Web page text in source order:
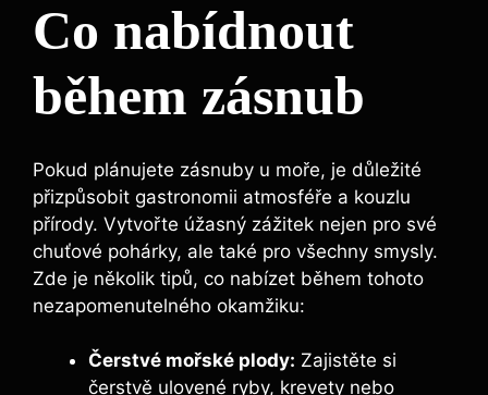
Co nabídnout
během zásnub
Pokud plánujete zásnuby u moře, je důležité
přizpůsobit gastronomii atmosféře a kouzlu
přírody. Vytvořte úžasný zážitek nejen pro své
chuťové pohárky, ale také pro všechny smysly.
Zde je několik tipů, co nabízet během tohoto
nezapomenutelného okamžiku:
Čerstvé mořské plody: Zajistěte si
čerstvě ulovené ryby, krevety nebo